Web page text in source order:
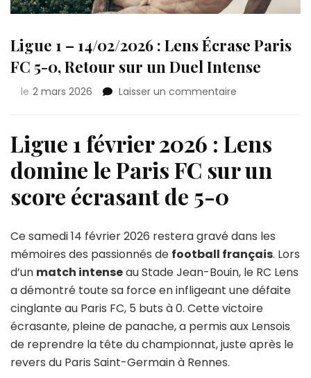
Ligue 1 – 14/02/2026 : Lens Écrase Paris
FC 5-0, Retour sur un Duel Intense
le 2 mars 2026 Laisser un commentaire
14/02/2026
Lens
5-
0,
Retour
sur
un
Duel
Intense
Ligue 1 février 2026 : Lens
domine le Paris FC sur un
score écrasant de 5-0
Ce samedi 14 février 2026 restera gravé dans les
mémoires des passionnés de football français. Lors
d’un match intenseau Stade Jean-Bouin, le RC Lens
a démontré toute sa force en infligeant une défaite
cinglante au Paris FC, 5 buts à 0. Cette victoire
écrasante, pleine de panache, a permis aux Lensois
de reprendre la tête du championnat, juste après le
revers du Paris Saint-Germain à Rennes.